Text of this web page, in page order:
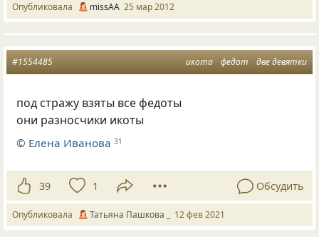
Опубликовала missAA 25 мар 2012
икота федот две девятки
#1554485
под стражу взяты все федоты
они разносчики икоты
© Елена Иванова 31
39 1 Обсудить
Опубликовала Татьяна Пашкова _ 12 фев 2021